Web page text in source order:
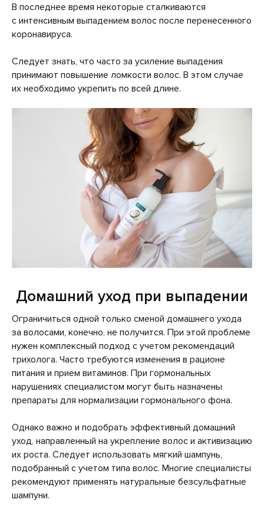
В последнее время некоторые сталкиваются
с интенсивным выпадением волос после перенесенного
коронавируса.
Следует знать, что часто за усиление выпадения
принимают повышение ломкости волос. В этом случае
их необходимо укрепить по всей длине.
Домашний уход при выпадении
Ограничиться одной только сменой домашнего ухода
за волосами, конечно, не получится. При этой проблеме
нужен комплексный подход с учетом рекомендаций
трихолога. Часто требуются изменения в рационе
питания и прием витаминов. При гормональных
нарушениях специалистом могут быть назначены
препараты для нормализации гормонального фона.
Однако важно и подобрать эффективный домашний
уход, направленный на укрепление волос и активизацию
их роста. Следует использовать мягкий шампунь,
подобранный с учетом типа волос. Многие специалисты
рекомендуют применять натуральные безсульфатные
шампуни.